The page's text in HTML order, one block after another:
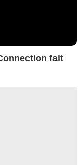
fait